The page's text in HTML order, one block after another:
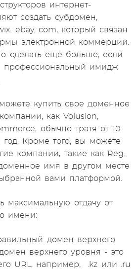
интернет-
создать субдомен,
ebay. com, который связан
электронной коммерции.
сделать еще больше, если
профессиональный имидж
купить свое доменное
как Volusion,
обычно тратя от 10
Кроме того, вы можете
компании, такие как Reg.
имя в другом месте
вами платформой.
максимальную отдачу от
имени:
домен верхнего
верхнего уровня - это
URL, например, .kz или .ru